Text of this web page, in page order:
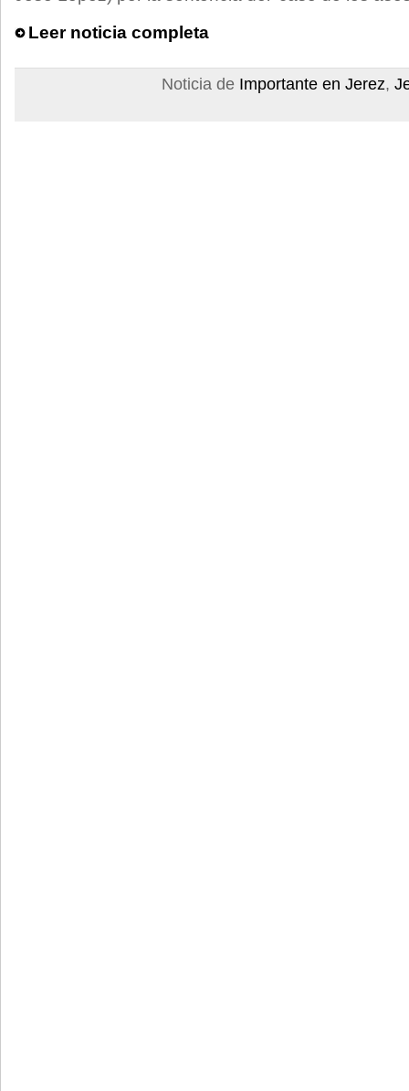
Leer noticia completa
Noticia de Importante en Jerez,